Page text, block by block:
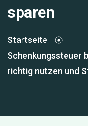
sparen
Startseite
Schenkungssteuer
richtig nutzen und